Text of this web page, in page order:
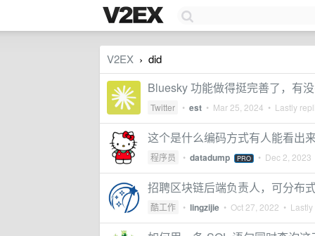
V2EX › did
Bluesky 功能做得挺完善了，有
Twitter • est • Mar 25, 2024 • Lastly
这个是什么编码方式有人能看出
程序员 • datadump PRO • Dec 2, 2023
招聘区块链后端负责人，可分布
酷工作 • lingzijie • Oct 27, 2022 •